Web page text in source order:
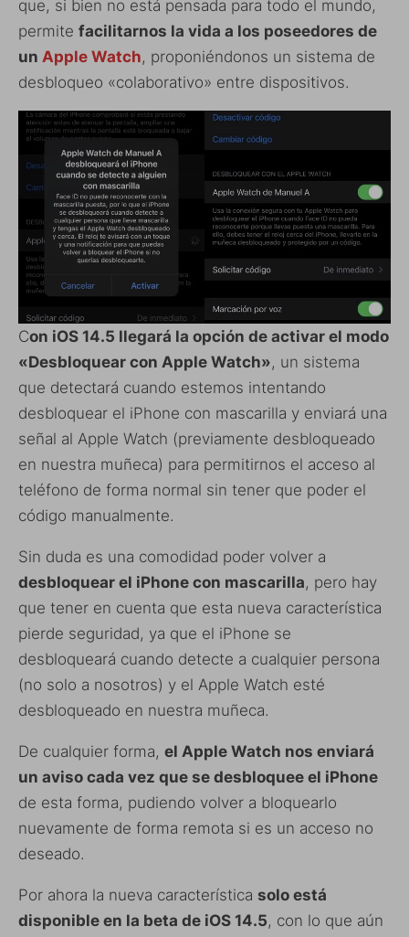
que, si bien no está pensada para todo el mundo,
permite facilitarnos la vida a los poseedores de
un Apple Watch, proponiéndonos un sistema de
desbloqueo «colaborativo» entre dispositivos.
Con iOS 14.5 llegará la opción de activar el modo
«Desbloquear con Apple Watch», un sistema
que detectará cuando estemos intentando
desbloquear el iPhone con mascarilla y enviará una
señal al Apple Watch (previamente desbloqueado
en nuestra muñeca) para permitirnos el acceso al
teléfono de forma normal sin tener que poder el
código manualmente.
Sin duda es una comodidad poder volver a
desbloquear el iPhone con mascarilla, pero hay
que tener en cuenta que esta nueva característica
pierde seguridad, ya que el iPhone se
desbloqueará cuando detecte a cualquier persona
(no solo a nosotros) y el Apple Watch esté
desbloqueado en nuestra muñeca.
De cualquier forma, el Apple Watch nos enviará
un aviso cada vez que se desbloquee el iPhone
de esta forma, pudiendo volver a bloquearlo
nuevamente de forma remota si es un acceso no
deseado.
Por ahora la nueva característica solo está
disponible en la beta de iOS 14.5, con lo que aún